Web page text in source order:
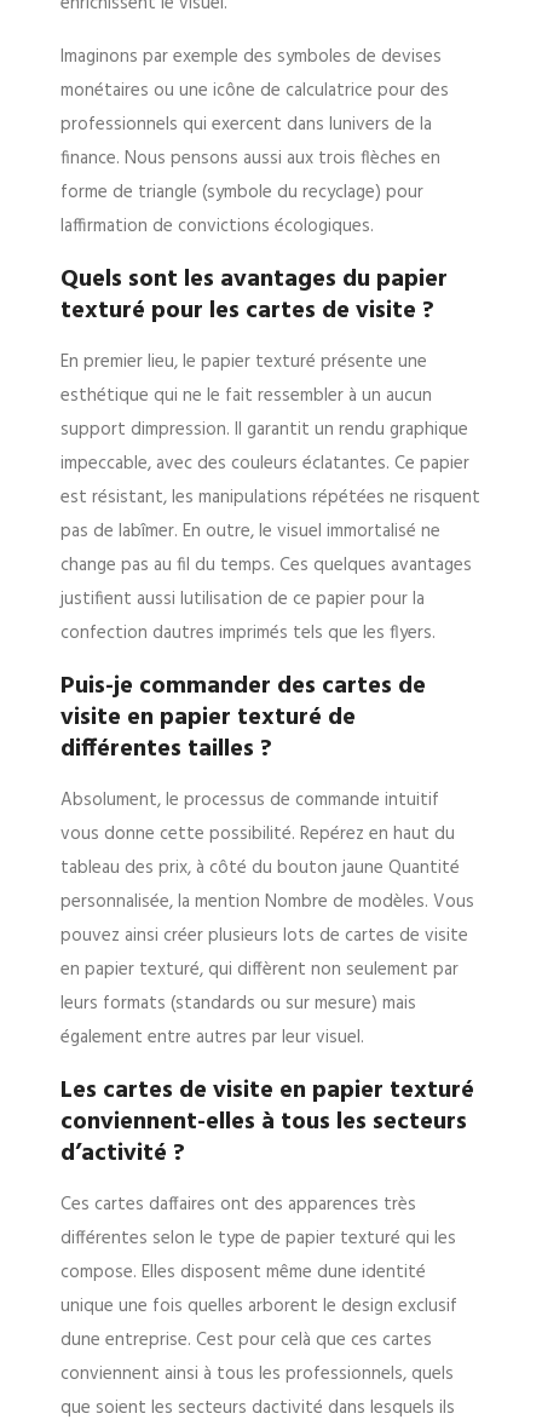
Imaginons par exemple des symboles de devises
monétaires ou une icône de calculatrice pour des
professionnels qui exercent dans lunivers de la
finance. Nous pensons aussi aux trois flèches en
forme de triangle (symbole du recyclage) pour
laffirmation de convictions écologiques.
Quels sont les avantages du papier
texturé pour les cartes de visite ?
En premier lieu, le papier texturé présente une
esthétique qui ne le fait ressembler à un aucun
support dimpression. Il garantit un rendu graphique
impeccable, avec des couleurs éclatantes. Ce papier
est résistant, les manipulations répétées ne risquent
pas de labîmer. En outre, le visuel immortalisé ne
change pas au fil du temps. Ces quelques avantages
justifient aussi lutilisation de ce papier pour la
confection dautres imprimés tels que les flyers.
Puis-je commander des cartes de
visite en papier texturé de
différentes tailles ?
Absolument, le processus de commande intuitif
vous donne cette possibilité. Repérez en haut du
tableau des prix, à côté du bouton jaune Quantité
personnalisée, la mention Nombre de modèles. Vous
pouvez ainsi créer plusieurs lots de cartes de visite
en papier texturé, qui diffèrent non seulement par
leurs formats (standards ou sur mesure) mais
également entre autres par leur visuel.
Les cartes de visite en papier texturé
conviennent-elles à tous les secteurs
d’activité ?
Ces cartes daffaires ont des apparences très
différentes selon le type de papier texturé qui les
compose. Elles disposent même dune identité
unique une fois quelles arborent le design exclusif
dune entreprise. Cest pour celà que ces cartes
conviennent ainsi à tous les professionnels, quels
que soient les secteurs dactivité dans lesquels ils